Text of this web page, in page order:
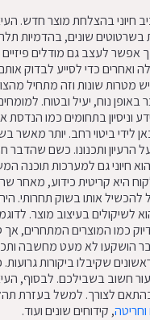
חיוני בהצלחת מוצר חדש.
שונים, בהדמיות
לעצב גם מודלים פיזיים
ואחרים כדי לסייע לבדוק
מטרות שונות וזה מתחיל
נוח, יעיל ובטוח. למומחים
וניסיון בתחומים כמו הנדסת
לידי ביטוי רחב. יותר מאשר
הרעיון ותכנונו. כשם שהדבר
הוא חיוני גם למערכות תוכנה
היא קריטית כידוע, מאחר
אותו בשוק תחרותי.
לשיקולים בעיצוב מוצר.
כמו המוצרים המתחרים, אך
הושקעו לא מעט מחשבה
שקיבלו ביקורות
חשוב בשבילכם. לבסוף,
לצורך. למשל בעזרת
, קידוחים שונים ועוד.